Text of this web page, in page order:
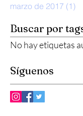
marzo de 2017 (1)
Buscar por
No hay etiquetas
Síguenos